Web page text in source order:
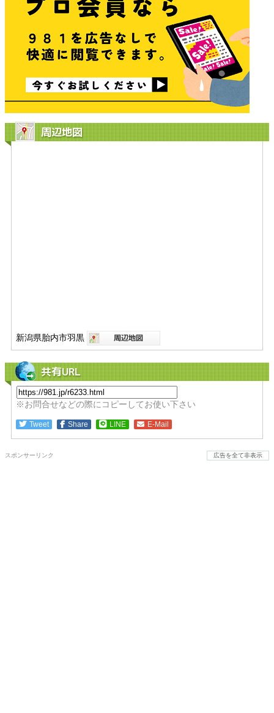
周辺地図
新潟県胎内市羽黒
共有URL
※お問合せなどの際にコピーしてお使い下さい
Tweet Share LINE E-Mail
スポンサーリンク 広告を全て非表示